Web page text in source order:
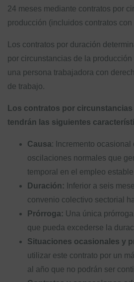
24 meses mediante contratos por
producción (incluidos contratos con
Los contratos por duración
por circunstancias de la
una persona trabajadora con
de trabajo.
Los contratos por
tendrán las siguientes
Causa: Incremento
oscilaciones normales que
temporal en el empleo
Duración: Inferior a seis
convenio colectivo sectorial
Prórroga: Una única
que pueda excederse la
Situaciones ocasionales y
utilizar este contrato por un
al año que no podrán ser